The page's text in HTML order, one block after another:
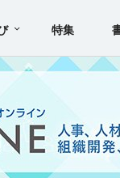
特集